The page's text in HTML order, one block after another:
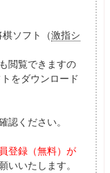
ソフト（激指シ
閲覧できますの
をダウンロード
認ください。
登録（無料）が
いいたします。